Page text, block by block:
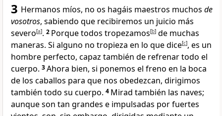
3 Hermanos míos, no os hagáis maestros muchos de
vosotros, sabiendo que recibiremos un juicio más
severo[a]. 2 Porque todos tropezamos[b] de muchas
maneras. Si alguno no tropieza en lo que dice[c], es un
hombre perfecto, capaz también de refrenar todo el
cuerpo. 3Ahora bien, si ponemos el freno en la boca
de los caballos para que nos obedezcan, dirigimos
también todo su cuerpo. 4 Mirad también las naves;
aunque son tan grandes e impulsadas por fuertes